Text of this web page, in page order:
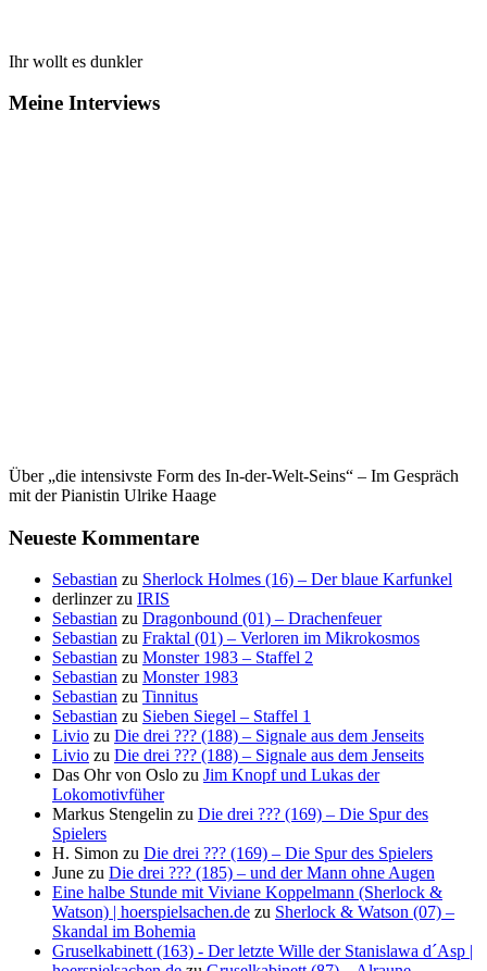
Ihr wollt es dunkler
Meine Interviews
Über „die intensivste Form des In-der-Welt-Seins“ – Im Gespräch
mit der Pianistin Ulrike Haage
Neueste Kommentare
Sebastian zu Sherlock Holmes (16) – Der blaue Karfunkel
derlinzerzu IRIS
Sebastian zu Dragonbound (01) – Drachenfeuer
Sebastian zu Fraktal (01) – Verloren im Mikrokosmos
Sebastian zu Monster 1983 – Staffel 2
Sebastian zu Monster 1983
Sebastian zu Tinnitus
Sebastian zu Sieben Siegel – Staffel 1
Livio zu Die drei ??? (188) – Signale aus dem Jenseits
Livio zu Die drei ??? (188) – Signale aus dem Jenseits
Das Ohr von Oslo zu Jim Knopf und Lukas der
Lokomotivfüher
Markus Stengelin zu Die drei ??? (169) – Die Spur des
Spielers
H. Simon zu Die drei ??? (169) – Die Spur des Spielers
June zu Die drei ??? (185) – und der Mann ohne Augen
Eine halbe Stunde mit Viviane Koppelmann (Sherlock &
Watson) | hoerspielsachen.de zu Sherlock & Watson (07) –
Skandal im Bohemia
Gruselkabinett (163) - Der letzte Wille der Stanislawa d´Asp |